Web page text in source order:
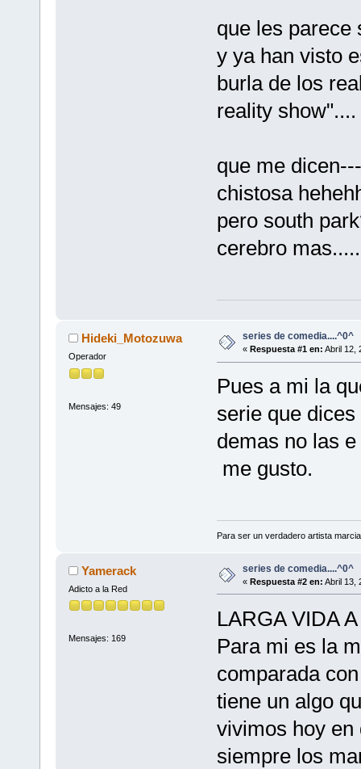
que les parece
y ya han visto
burla de los
reality show"....
que me
chistosa
pero south
cerebro mas.....
Hideki_Motozuwa
Operador
Mensajes: 49
series de comedia....^0^
« Respuesta #1 en: Abril 12,
Pues a mi la
serie que
demas no las
me gusto.
Para ser un verdadero artista
Yamerack
Adicto a la Red
Mensajes: 169
series de comedia....^0^
« Respuesta #2 en: Abril 13,
LARGA VIDA
Para mi es la
comparada
tiene un algo
vivimos hoy en
siempre los